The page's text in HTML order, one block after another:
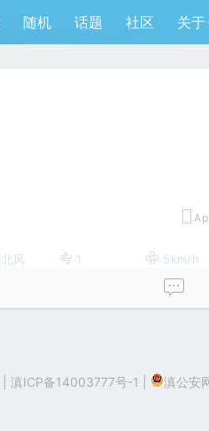
随机 话题 社区 关于
风 1 5km/h
滇ICP备14003777号-1 滇公安